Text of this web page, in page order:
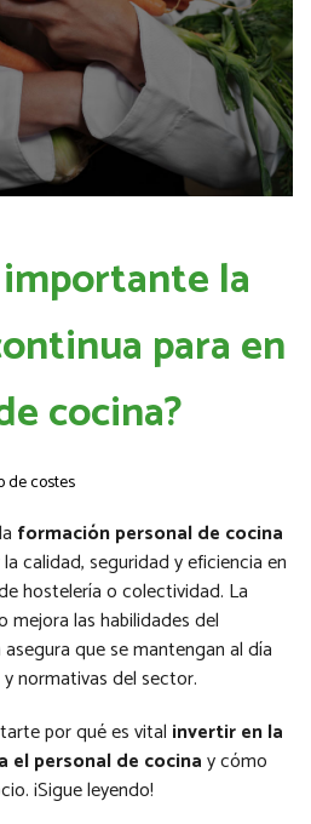
la
para en
cocina?
de costes
formación personal de cocina
calidad, seguridad y eficiencia en
hostelería o colectividad. La
las habilidades del
que se mantengan al día
normativas del sector.
por qué es vital invertir en la
el personal de cocinay cómo
¡Sigue leyendo!